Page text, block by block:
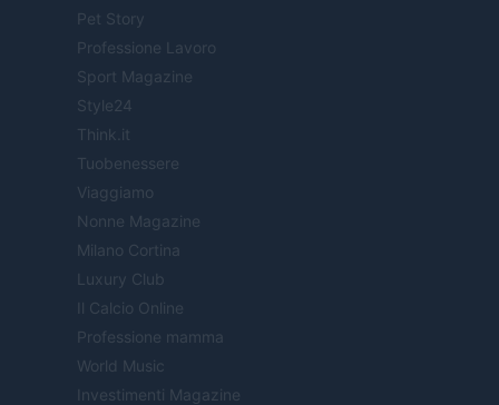
Pet Story
Professione Lavoro
Sport Magazine
Style24
Think.it
Tuobenessere
Viaggiamo
Nonne Magazine
Milano Cortina
Luxury Club
Il Calcio Online
Professione mamma
World Music
Investimenti Magazine